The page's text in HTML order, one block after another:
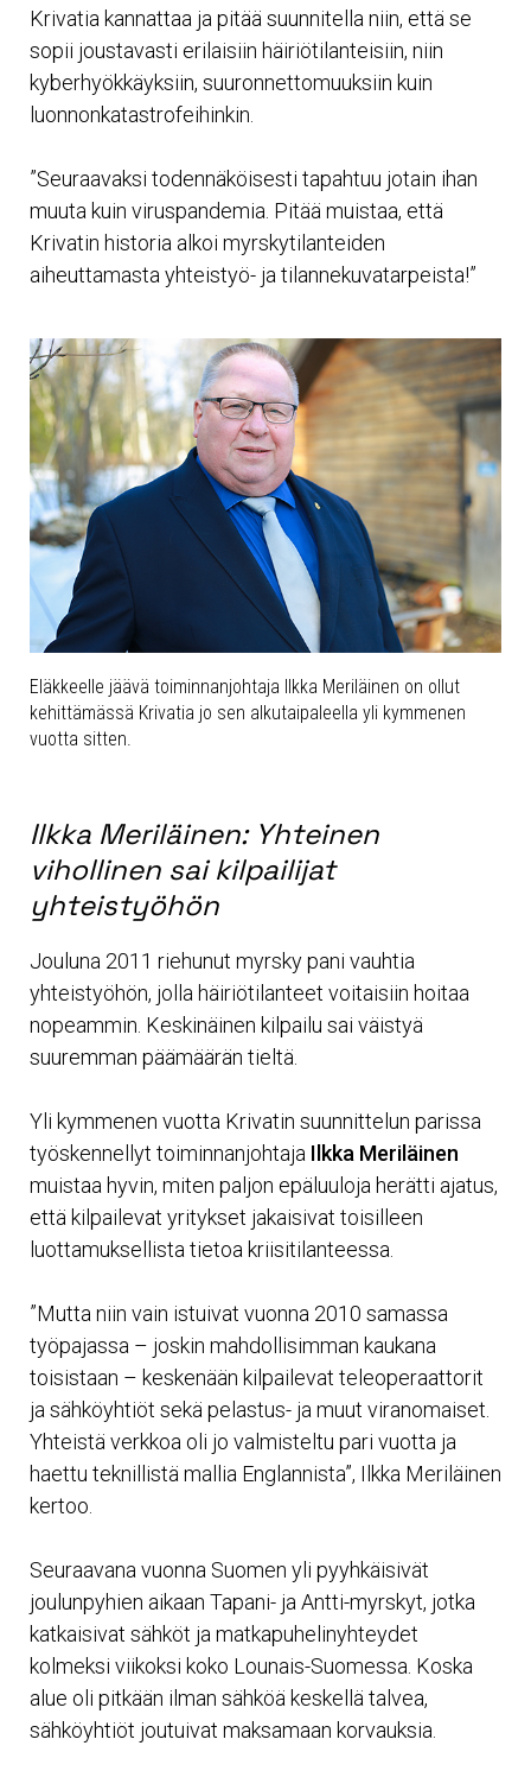
Krivatia kannattaa ja pitää suunnitella niin, että se
sopii joustavasti erilaisiin häiriötilanteisiin, niin
kyberhyökkäyksiin, suuronnettomuuksiin kuin
luonnonkatastrofeihinkin.
”Seuraavaksi todennäköisesti tapahtuu jotain ihan
muuta kuin viruspandemia. Pitää muistaa, että
Krivatin historia alkoi myrskytilanteiden
aiheuttamasta yhteistyö- ja tilannekuvatarpeista!”
Eläkkeelle jäävä toiminnanjohtaja Ilkka Meriläinen on ollut
kehittämässä Krivatia jo sen alkutaipaleella yli kymmenen
vuotta sitten.
Ilkka Meriläinen: Yhteinen
vihollinen sai kilpailijat
yhteistyöhön
Jouluna 2011 riehunut myrsky pani vauhtia
yhteistyöhön, jolla häiriötilanteet voitaisiin hoitaa
nopeammin. Keskinäinen kilpailu sai väistyä
suuremman päämäärän tieltä.
Yli kymmenen vuotta Krivatin suunnittelun parissa
työskennellyt toiminnanjohtaja Ilkka Meriläinen
muistaa hyvin, miten paljon epäluuloja herätti ajatus,
että kilpailevat yritykset jakaisivat toisilleen
luottamuksellista tietoa kriisitilanteessa.
”Mutta niin vain istuivat vuonna 2010 samassa
työpajassa – joskin mahdollisimman kaukana
toisistaan – keskenään kilpailevat teleoperaattorit
ja sähköyhtiöt sekä pelastus- ja muut viranomaiset.
Yhteistä verkkoa oli jo valmisteltu pari vuotta ja
haettu teknillistä mallia Englannista”, Ilkka Meriläinen
kertoo.
Seuraavana vuonna Suomen yli pyyhkäisivät
joulunpyhien aikaan Tapani- ja Antti-myrskyt, jotka
katkaisivat sähköt ja matkapuhelinyhteydet
kolmeksi viikoksi koko Lounais-Suomessa. Koska
alue oli pitkään ilman sähköä keskellä talvea,
sähköyhtiöt joutuivat maksamaan korvauksia.